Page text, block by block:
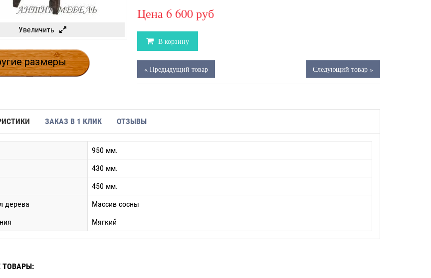
Увеличить
размеры
Цена6 600 руб
В корзину
« Предыдущий товар Следующий товар »
ЗАКАЗ В 1 КЛИК ОТЗЫВЫ
950 мм.
430 мм.
450 мм.
дерева
Массив сосны
Мягкий